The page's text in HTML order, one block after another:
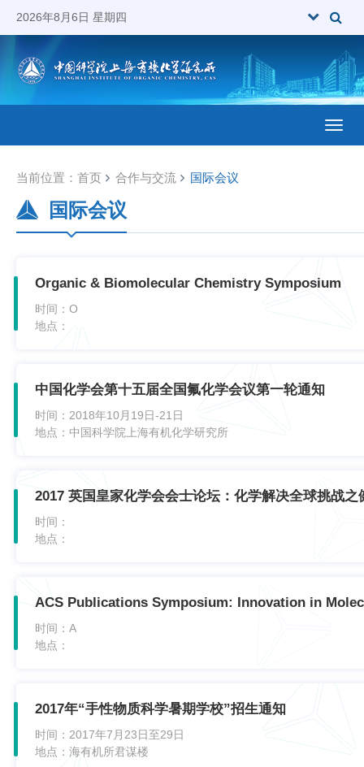
2026年8月6日 星期四
当前位置： 首页 合作与交流 国际会议
国际会议
Organic & Biomolecular Chemistry Symposium
时间： O
地点：
中国化学会第十五届全国氟化学会议第一轮通知
时间： 2018年10月19日-21日
地点： 中国科学院上海有机化学研究所
2017 英国皇家化学会会士论坛：化学解决全球挑战之
时间：
地点：
ACS Publications Symposium: Innovation in
时间： A
地点：
2017年“手性物质科学暑期学校”招生通知
时间： 2017年7月23日至29日
地点： 海有机所君谋楼